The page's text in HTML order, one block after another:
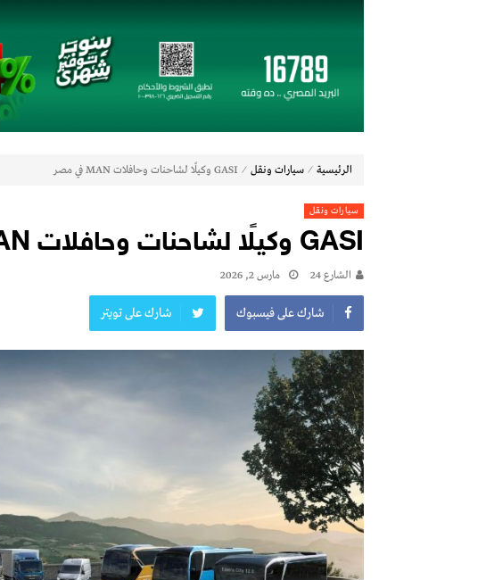
عُمان تؤكد التزامها بدعم اتفاقيَّة الأُمم المُتَّحدة الإطاريَّة بشأن تغيُّر
مراسم اربعين ليست كسابقاتها
جولدن تاون تبدأ أعمال الإنشاءات بمشروع «GT Business City» بالتزامن مع طرح المرحلة الأولى للبيع.. وتنفيذ مبكر يعزز ثقة المستثمرين
طلاب الميكاترونيات بالجامعة المصرية الروسية يقدمون 7 مشاريع واعدة
جي آي جي مصر حياة تكافل تحقق أداءً مالياً استثنائياً خلال عام 2025 مع نمو قوي في جميع المؤشرات المالية الرئيسية
الرئيسية ⁄ سيارات ونقل ⁄ GASI وكيلًا لشاحنات وحافلات MAN في مصر
سيارات ونقل
GASI وكيلًا لشاحنات وحافلات MAN في مصر
الشارع 24 مارس 2, 2026
شارك على فيسبوك شارك على تويتر